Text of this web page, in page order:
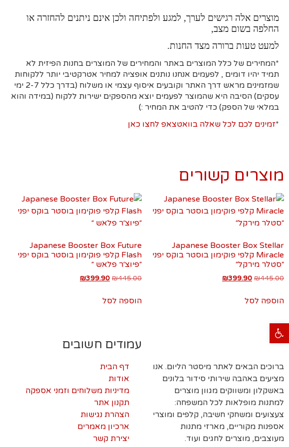
מוצרים אלה רגישים לערך, למגע ולפתיחה ולכן אינם ניתנים להחזרה או
החלפה בשום מצב,
למעט טעות ברורה מצד החנות.
*המחירים של כלל המוצרים באתר והמחירים של המוצרים בחנות הפיזית לא
תמיד יהיו דומים , לפעמים אנחנו נותנים אופציה למחיר אטרקטיבי יותר ללקוחות
שמזמינים מראש דרך האתר וקובעים איסוף עצמי או משלוח (בדרך כלל 2-7 ימי
עסקים) הסיבה היא שהמוצר לפעמים יוצא מהספקים ישירות ללקוח (במידה והוא
במלאי של הספק) כדי להטיב את המחיר :)
*זמינים לכם לכל שאלה בוואטצאפ לחצו כאן
מוצרים קשורים
Japanese Booster Box Stellar
Miracle קלפי פוקימון בוסטר בוקס יפני
״סטלר מירקל״
₪445.00
₪399.90
הוספה לסל
Japanese Booster Box Future
Flash קלפי פוקימון בוסטר בוקס יפני
״פיוצ׳ר פלאש ״
₪445.00
₪399.90
הוספה לסל
ברוכים הבאים לאתר מיסטר הליום. אנו
מציעים באהבה שירותי סידור בלונים
באשקלון ומשווקים מגוון מוצרים
למתנות מופלאות לכל המשפחה:
צעצועים ומשחקי חשיבה, קלפים ומוצרי
אספנות מקוריים, מארזי מתנות
מעוצבים, מוצרים לחגים ועוד.
עמודים חשובים
דף הבית
אודות
מדיניות משלוחים וזמני אספקה
תקנון אתר
הצהרת נגישות
ארכיון מאמרים
יצירת קשר
פתח סרגל נגישות